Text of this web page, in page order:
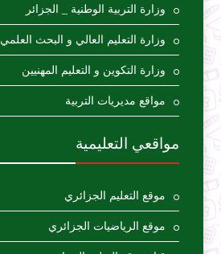
وزارة التربية الوطنية _ الجزائر
وزارة التعليم العالي و البحث العلمي
وزارة التكوين و التعليم المهنيين
مواقع مديريات التربية
مواقعي التعليمية
موقع التعليم الجزائري
موقع الرياضيات الجزائري